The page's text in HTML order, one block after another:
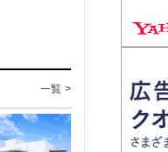
一覧 >